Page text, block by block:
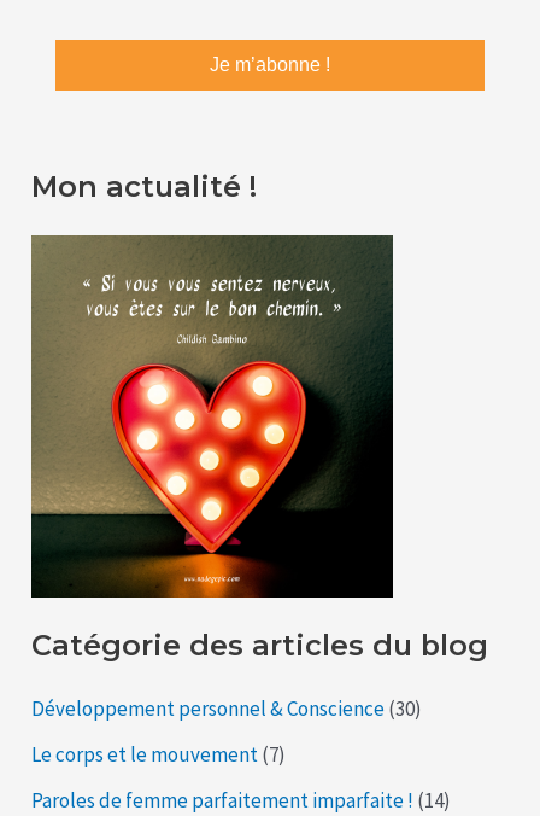
Mon actualité !
Catégorie des articles du blog
Développement personnel & Conscience(30)
Le corps et le mouvement(7)
Paroles de femme parfaitement imparfaite ! (14)